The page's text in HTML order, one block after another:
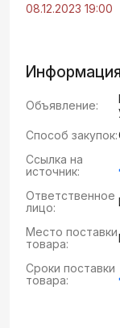
08.12.2023 19:00
Объявление:
Способ закупок:
Ссылка на
источник:
Ответственное
лицо:
Место поставки
товара:
Сроки поставки
товара: